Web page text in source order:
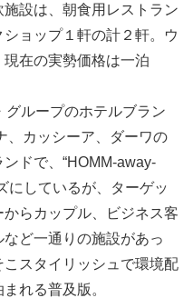
設は、朝食用レストラン
ョップ１軒の計２軒。ウ
在の実勢価格は一泊
グループのホテルブラン
、カッシーア、ダーワの
ドで、“HOMM-away-
にしているが、ターゲッ
からカップル、ビジネス客
ど一通りの施設があっ
こスタイリッシュで環境配
れる普及版。